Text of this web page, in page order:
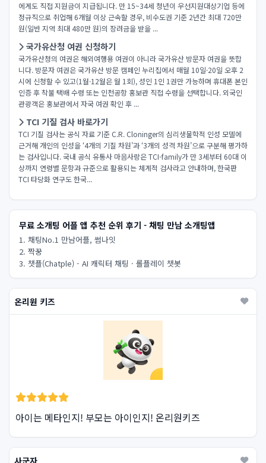
에게도 직접 지원금이 지급됩니다. 만 15~34세 청년이 우선지원대상기업 등에
정규직으로 취업해 6개월 이상 근속할 경우, 비수도권 기준 2년간 최대 720만
원(일반 지역 최대 480만 원)의 장려금을 받을 ...
국가유산청 여권 신청하기
국가유산청의 여권은 해외여행용 여권이 아니라 국가유산 방문자 여권을 뜻합
니다. 방문자 여권은 국가유산 방문 캠페인 누리집에서 매월 10일·20일 오후 2
시에 신청할 수 있고(1월·12월은 월 1회), 성인 1인 1권만 가능하며 휴대폰 본인
인증 후 착불 택배 수령 또는 인천공항 홍보관 직접 수령을 선택합니다. 외국인
관광객은 홍보관에서 자국 여권 확인 후 ...
TCI 기질 검사 바로가기
TCI 기질 검사는 공식 자료 기준 C.R. Cloninger의 심리생물학적 인성 모델에
근거해 개인의 인성을 ‘4개의 기질 차원’과 ‘3개의 성격 차원’으로 구분해 평가하
는 검사입니다. 국내 공식 유통사 마음사랑은 TCI-family가 만 3세부터 60대 이
상까지 연령별 문항과 규준으로 활용되는 체계적 검사라고 안내하며, 한국판
TCI 타당화 연구도 한국...
무료 소개팅 어플 앱 추천 순위 후기 - 채팅 만남 소개팅앱
1. 채팅No.1 만남어플, 썸나잇
2. 짝꿍
3. 챗플(Chatple) - AI 캐릭터 채팅 · 롤플레이 챗봇
온리원 키즈
아이는 메타인지! 부모는 아이인지! 온리원키즈
사군자